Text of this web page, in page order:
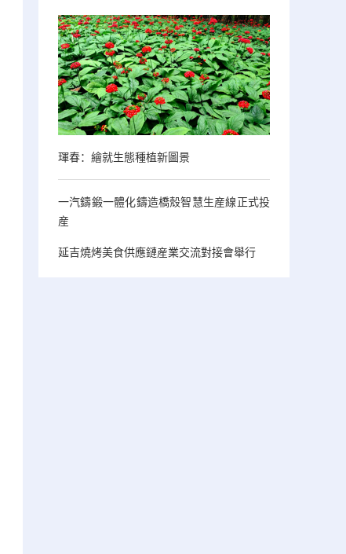
琿春：繪就生態種植新圖景
一汽鑄鍛一體化鑄造橋殼智慧生産線正式投
産
延吉燒烤美食供應鏈産業交流對接會舉行